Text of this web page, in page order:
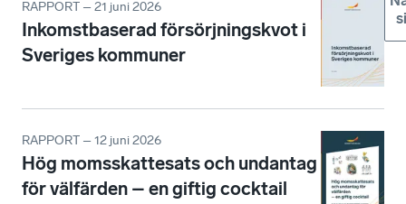
RAPPORT – 21 juni 2026
Inkomstbaserad försörjningskvot i
Sveriges kommuner
RAPPORT – 12 juni 2026
Hög momsskattesats och undantag
för välfärden – en giftig cocktail